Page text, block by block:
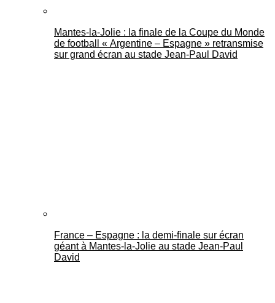
Mantes-la-Jolie : la finale de la Coupe du Monde
de football « Argentine – Espagne » retransmise
sur grand écran au stade Jean-Paul David
France – Espagne : la demi-finale sur écran
géant à Mantes-la-Jolie au stade Jean-Paul
David